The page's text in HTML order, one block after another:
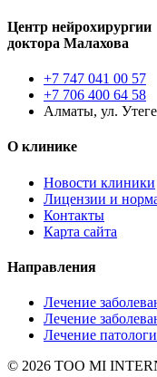
Центр нейрохирургии
доктора Малахова
+7 747 041 00 57
+7 706 400 64 58
Алматы, ул.
О клинике
Новости клиники
Лицензии и
Контакты
Карта сайта
Направления
Лечение
Лечение
Лечение
© 2026 ТОО MI